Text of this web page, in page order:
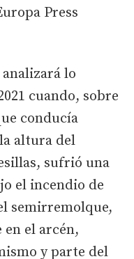
Press
lo
cuando, sobre
conducía
altura del
sufrió una
el incendio de
semirremolque,
en el arcén,
y parte del